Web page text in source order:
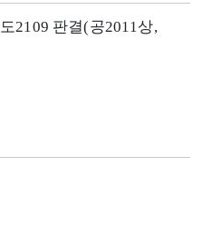
2109 판결(공2011상,